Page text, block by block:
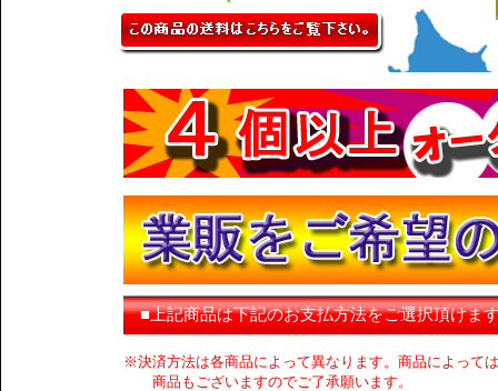
■上記商品は下記のお支払方法をご選択頂けま
※決済方法は各商品によって異なります。商品によって
商品もございますのでご了承願います。